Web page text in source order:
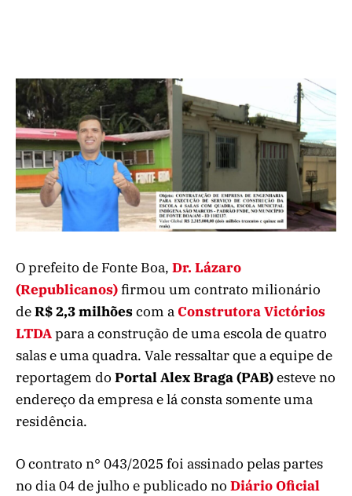
O prefeito de Fonte Boa, Dr. Lázaro
(Republicanos)firmou um contrato milionário
deR$ 2,3 milhõescom a Construtora Victórios
LTDApara a construção de uma escola de quatro
salas e uma quadra. Vale ressaltar que a equipe de
reportagem do Portal Alex Braga (PAB)esteve no
endereço da empresa e lá consta somente uma
residência.
O contrato n° 043/2025 foi assinado pelas partes
no dia 04 de julho e publicado no Diário Oficial